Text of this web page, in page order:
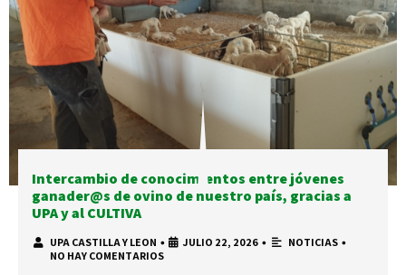
Intercambio de conocimientos entre jóvenes
ganader@s de ovino de nuestro país, gracias a
UPA y al CULTIVA
UPA CASTILLA Y LEON • JULIO 22, 2026 • NOTICIAS •
NO HAY COMENTARIOS